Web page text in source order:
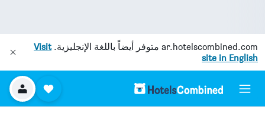
ar.hotelscombined.com متوفر أيضاً باللغة الإنجليزية.Visit
site in English